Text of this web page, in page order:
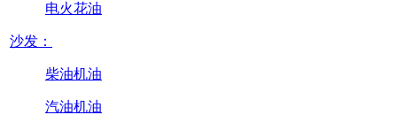
电火花油
沙发：
柴油机油
汽油机油